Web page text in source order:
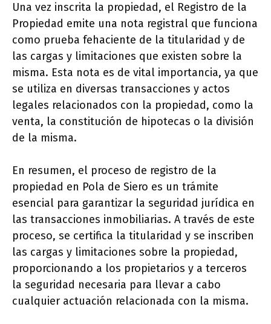
Una vez inscrita la propiedad, el Registro de la
Propiedad emite una nota registral que funciona
como prueba fehaciente de la titularidad y de
las cargas y limitaciones que existen sobre la
misma. Esta nota es de vital importancia, ya que
se utiliza en diversas transacciones y actos
legales relacionados con la propiedad, como la
venta, la constitución de hipotecas o la división
de la misma.
En resumen, el proceso de registro de la
propiedad en Pola de Siero es un trámite
esencial para garantizar la seguridad jurídica en
las transacciones inmobiliarias. A través de este
proceso, se certifica la titularidad y se inscriben
las cargas y limitaciones sobre la propiedad,
proporcionando a los propietarios y a terceros
la seguridad necesaria para llevar a cabo
cualquier actuación relacionada con la misma.